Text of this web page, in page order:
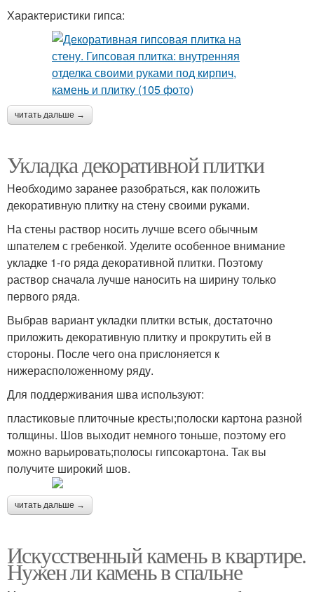
Характеристики гипса:
читать дальше →
Укладка декоративной плитки
Необходимо заранее разобраться, как положить
декоративную плитку на стену своими руками.
На стены раствор носить лучше всего обычным
шпателем с гребенкой. Уделите особенное внимание
укладке 1-го ряда декоративной плитки. Поэтому
раствор сначала лучше наносить на ширину только
первого ряда.
Выбрав вариант укладки плитки встык, достаточно
приложить декоративную плитку и прокрутить ей в
стороны. После чего она прислоняется к
нижерасположенному ряду.
Для поддерживания шва используют:
пластиковые плиточные кресты;полоски картона разной
толщины. Шов выходит немного тоньше, поэтому его
можно варьировать;полосы гипсокартона. Так вы
получите широкий шов.
читать дальше →
Искусственный камень в квартире.
Нужен ли камень в спальне